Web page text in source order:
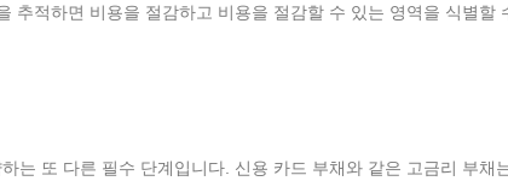
추적하면 비용을 절감하고 비용을 절감할 수 있는 영역을 식별할
는 또 다른 필수 단계입니다. 신용 카드 부채와 같은 고금리 부채